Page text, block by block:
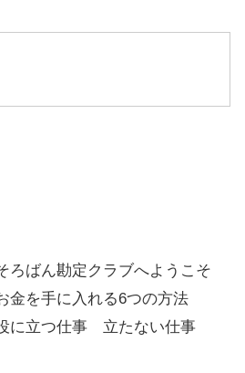
ばん勘定クラブへようこそ
を手に入れる6つの方法
に立つ仕事 立たない仕事